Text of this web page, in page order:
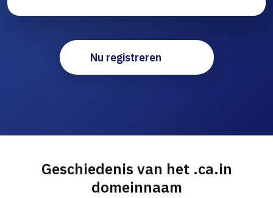
Nu registreren
Geschiedenis van het .ca.in
domeinnaam